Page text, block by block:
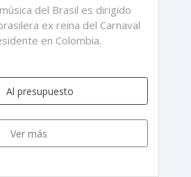
del Brasil es dirigido
ex reina del Carnaval
en Colombia.
Al presupuesto
Ver más